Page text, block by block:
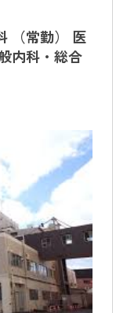
（常勤） 医
内科・総合